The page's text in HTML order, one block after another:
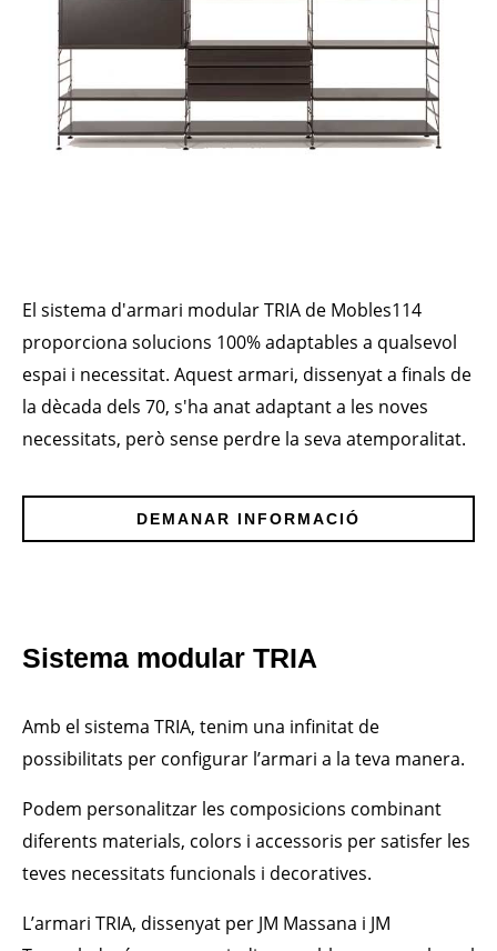
El sistema d'armari modular TRIA de Mobles114
proporciona solucions 100% adaptables a qualsevol
espai i necessitat. Aquest armari, dissenyat a finals de
la dècada dels 70, s'ha anat adaptant a les noves
necessitats, però sense perdre la seva atemporalitat.
DEMANAR INFORMACIÓ
Sistema modular TRIA
Amb el sistema TRIA, tenim una infinitat de
possibilitats per configurar l’armari a la teva manera.
Podem personalitzar les composicions combinant
diferents materials, colors i accessoris per satisfer les
teves necessitats funcionals i decoratives.
L’armari TRIA, dissenyat per JM Massana i JM